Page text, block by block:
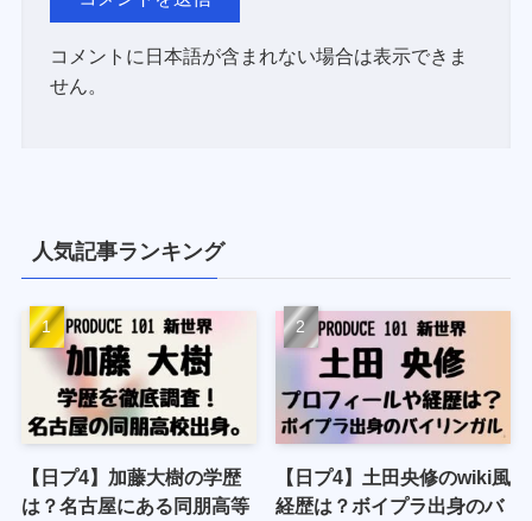
コメントに日本語が含まれない場合は表示できま
せん。
人気記事ランキング
【日プ4】加藤大樹の学歴
は？名古屋にある同朋高等
【日プ4】土田央修のwiki風
経歴は？ボイプラ出身のバ